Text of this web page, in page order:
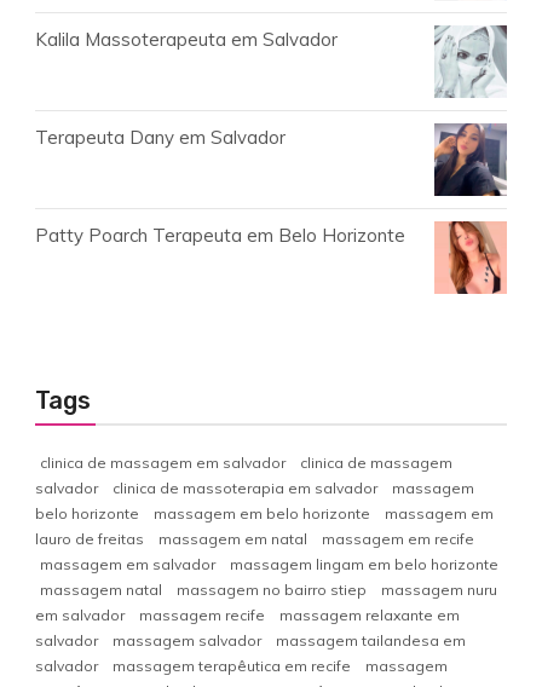
Kalila Massoterapeuta em Salvador
Terapeuta Dany em Salvador
Patty Poarch Terapeuta em Belo Horizonte
Tags
clinica de massagem em salvador
clinica de massagem
salvador
clinica de massoterapia em salvador
massagem
belo horizonte
massagem em belo horizonte
massagem em
lauro de freitas
massagem em natal
massagem em recife
massagem em salvador
massagem lingam em belo horizonte
massagem natal
massagem no bairro stiep
massagem nuru
em salvador
massagem recife
massagem relaxante em
salvador
massagem salvador
massagem tailandesa em
salvador
massagem terapêutica em recife
massagem